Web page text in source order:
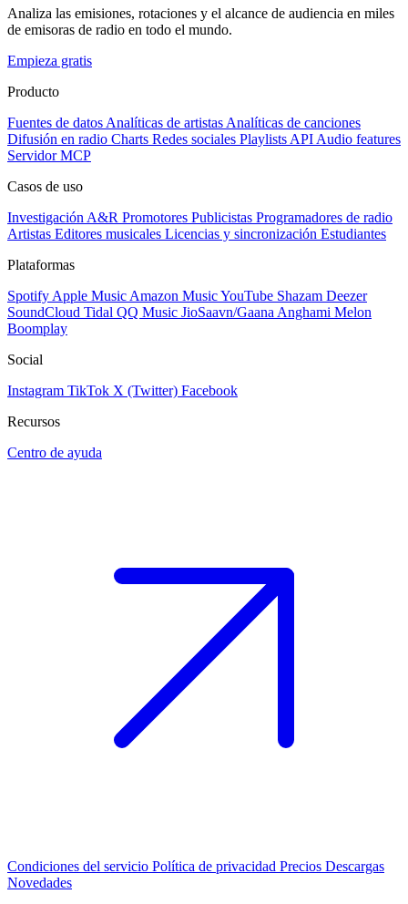
Analiza las emisiones, rotaciones y el alcance de audiencia en miles
de emisoras de radio en todo el mundo.
Empieza gratis
Producto
Fuentes de datos Analíticas de artistas Analíticas de canciones
Difusión en radio Charts Redes sociales Playlists API Audio features
Servidor MCP
Casos de uso
Investigación A&R Promotores Publicistas Programadores de radio
Artistas Editores musicales Licencias y sincronización Estudiantes
Plataformas
Spotify Apple Music Amazon MusicYouTube Shazam Deezer
SoundCloud Tidal QQ Music JioSaavn/Gaana Anghami Melon
Boomplay
Social
Instagram TikTok X (Twitter) Facebook
Recursos
Centro de ayuda
Condiciones del servicio Política de privacidad Precios Descargas
Novedades